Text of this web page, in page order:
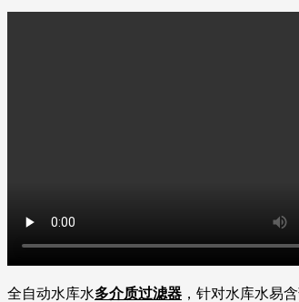
全自动水库水多介质过滤器 ，针对水库水易